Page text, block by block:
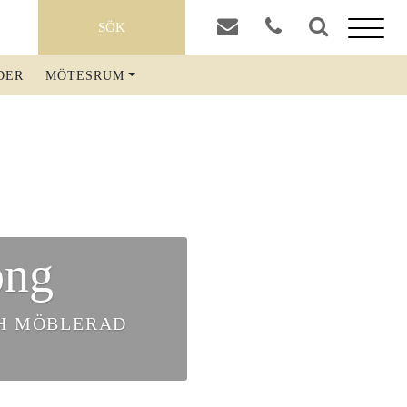
OM RIVAL
SÖK
MÖTESRUM
MÖBLERAD